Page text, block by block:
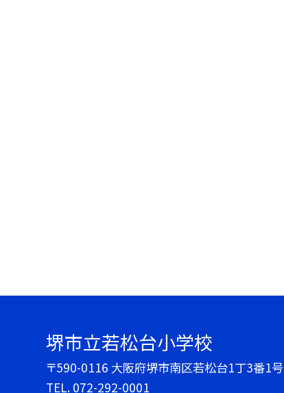
堺市立若松台小学校
〒590-0116 大阪府堺市南区若松台1丁3番1号
TEL. 072-292-0001